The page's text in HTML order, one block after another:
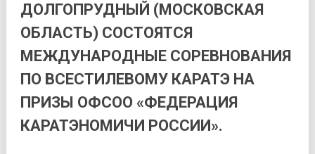
ДОЛГОПРУДНЫЙ (МОСКОВСКАЯ
ОБЛАСТЬ) СОСТОЯТСЯ
МЕЖДУНАРОДНЫЕ СОРЕВНОВАНИЯ
ПО ВСЕСТИЛЕВОМУ КАРАТЭ НА
ПРИЗЫ ОФСОО «ФЕДЕРАЦИЯ
КАРАТЭНОМИЧИ РОССИИ».